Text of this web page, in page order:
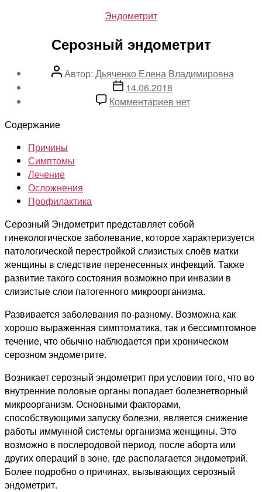
Рубрики
Эндометрит
Серозный эндометрит
АвторАвтор: Дьяченко Елена Владимировна
Дата
записи
14.06.2018
Комментариевкнет
Содержание
Причины
Симптомы
Лечение
Осложнения
Профилактика
Серозный Эндометрит представляет собой
гинекологическое заболевание, которое характеризуется
патологической перестройкой слизистых слоёв матки
женщины в следствие перенесенных инфекций. Также
развитие такого состояния возможно при инвазии в
слизистые слои патогенного микроорганизма.
Развивается заболевания по-разному. Возможна как
хорошо выраженная симптоматика, так и бессимптомное
течение, что обычно наблюдается при хроническом
серозном эндометрите.
Возникает серозный эндометрит при условии того, что во
внутренние половые органы попадает болезнетворный
микроорганизм. Основными факторами,
способствующими запуску болезни, является снижение
работы иммунной системы организма женщины. Это
возможно в послеродовой период, после аборта или
других операций в зоне, где располагается эндометрий.
Более подробно о причинах, вызывающих серозный
эндометрит.